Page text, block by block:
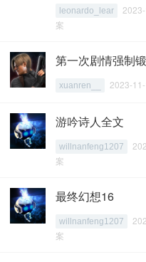
leonardo_lear
案
第一次剧情强制
xuanren__ 2023-
游吟诗人全文
willnanfeng1207
案
最终幻想16
willnanfeng1207
案